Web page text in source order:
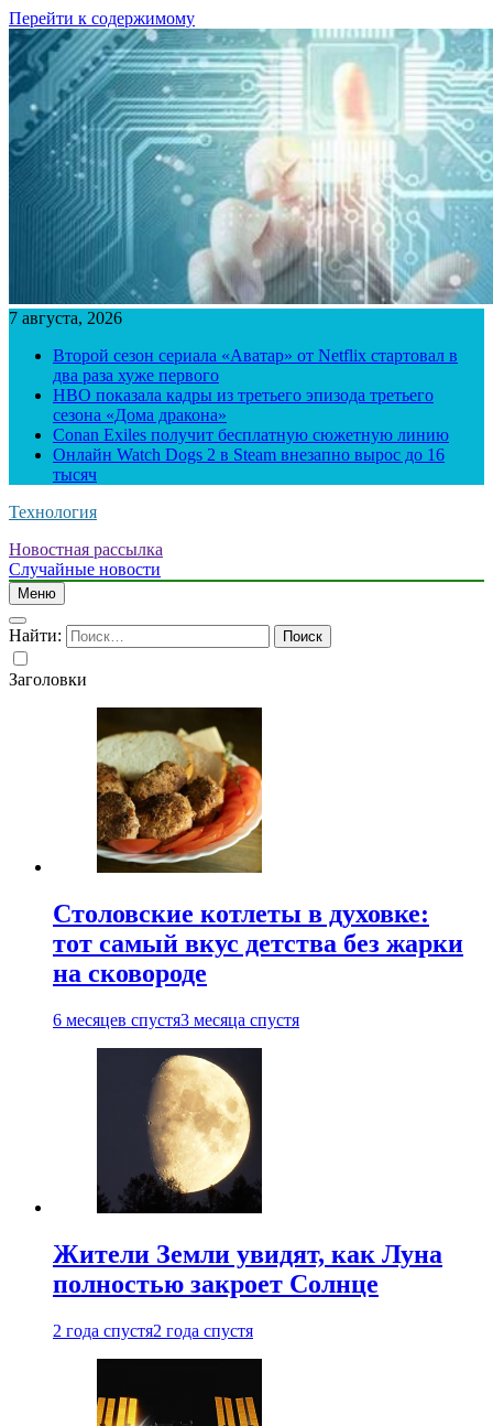
Перейти к содержимому
7 августа, 2026
Второй сезон сериала «Аватар» от Netflix стартовал в
два раза хуже первого
HBO показала кадры из третьего эпизода третьего
сезона «Дома дракона»
Conan Exiles получит бесплатную сюжетную линию
Онлайн Watch Dogs 2 в Steam внезапно вырос до 16
тысяч
Технология
Новостная рассылка
Случайные новости
Меню
Найти:
Заголовки
Столовские котлеты в духовке:
тот самый вкус детства без жарки
на сковороде
6 месяцев спустя3 месяца спустя
Жители Земли увидят, как Луна
полностью закроет Солнце
2 года спустя2 года спустя